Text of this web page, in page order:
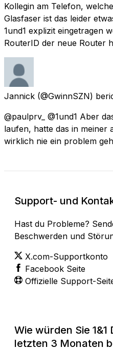
Kollegin am Telefon,
Glasfaser ist das leider
1und1 explizit eingetragen
RouterID der neue Router
Jannick (@GwinnSZN)
@paulprv_ @1und1 Aber
laufen, hatte das in meiner
wirklich nie ein problem
Support- und
Hast du Probleme?
Beschwerden und
X.com-Supportkonto
Facebook Seite
Offizielle Support-
Wie würden Sie
letzten 3 Monaten